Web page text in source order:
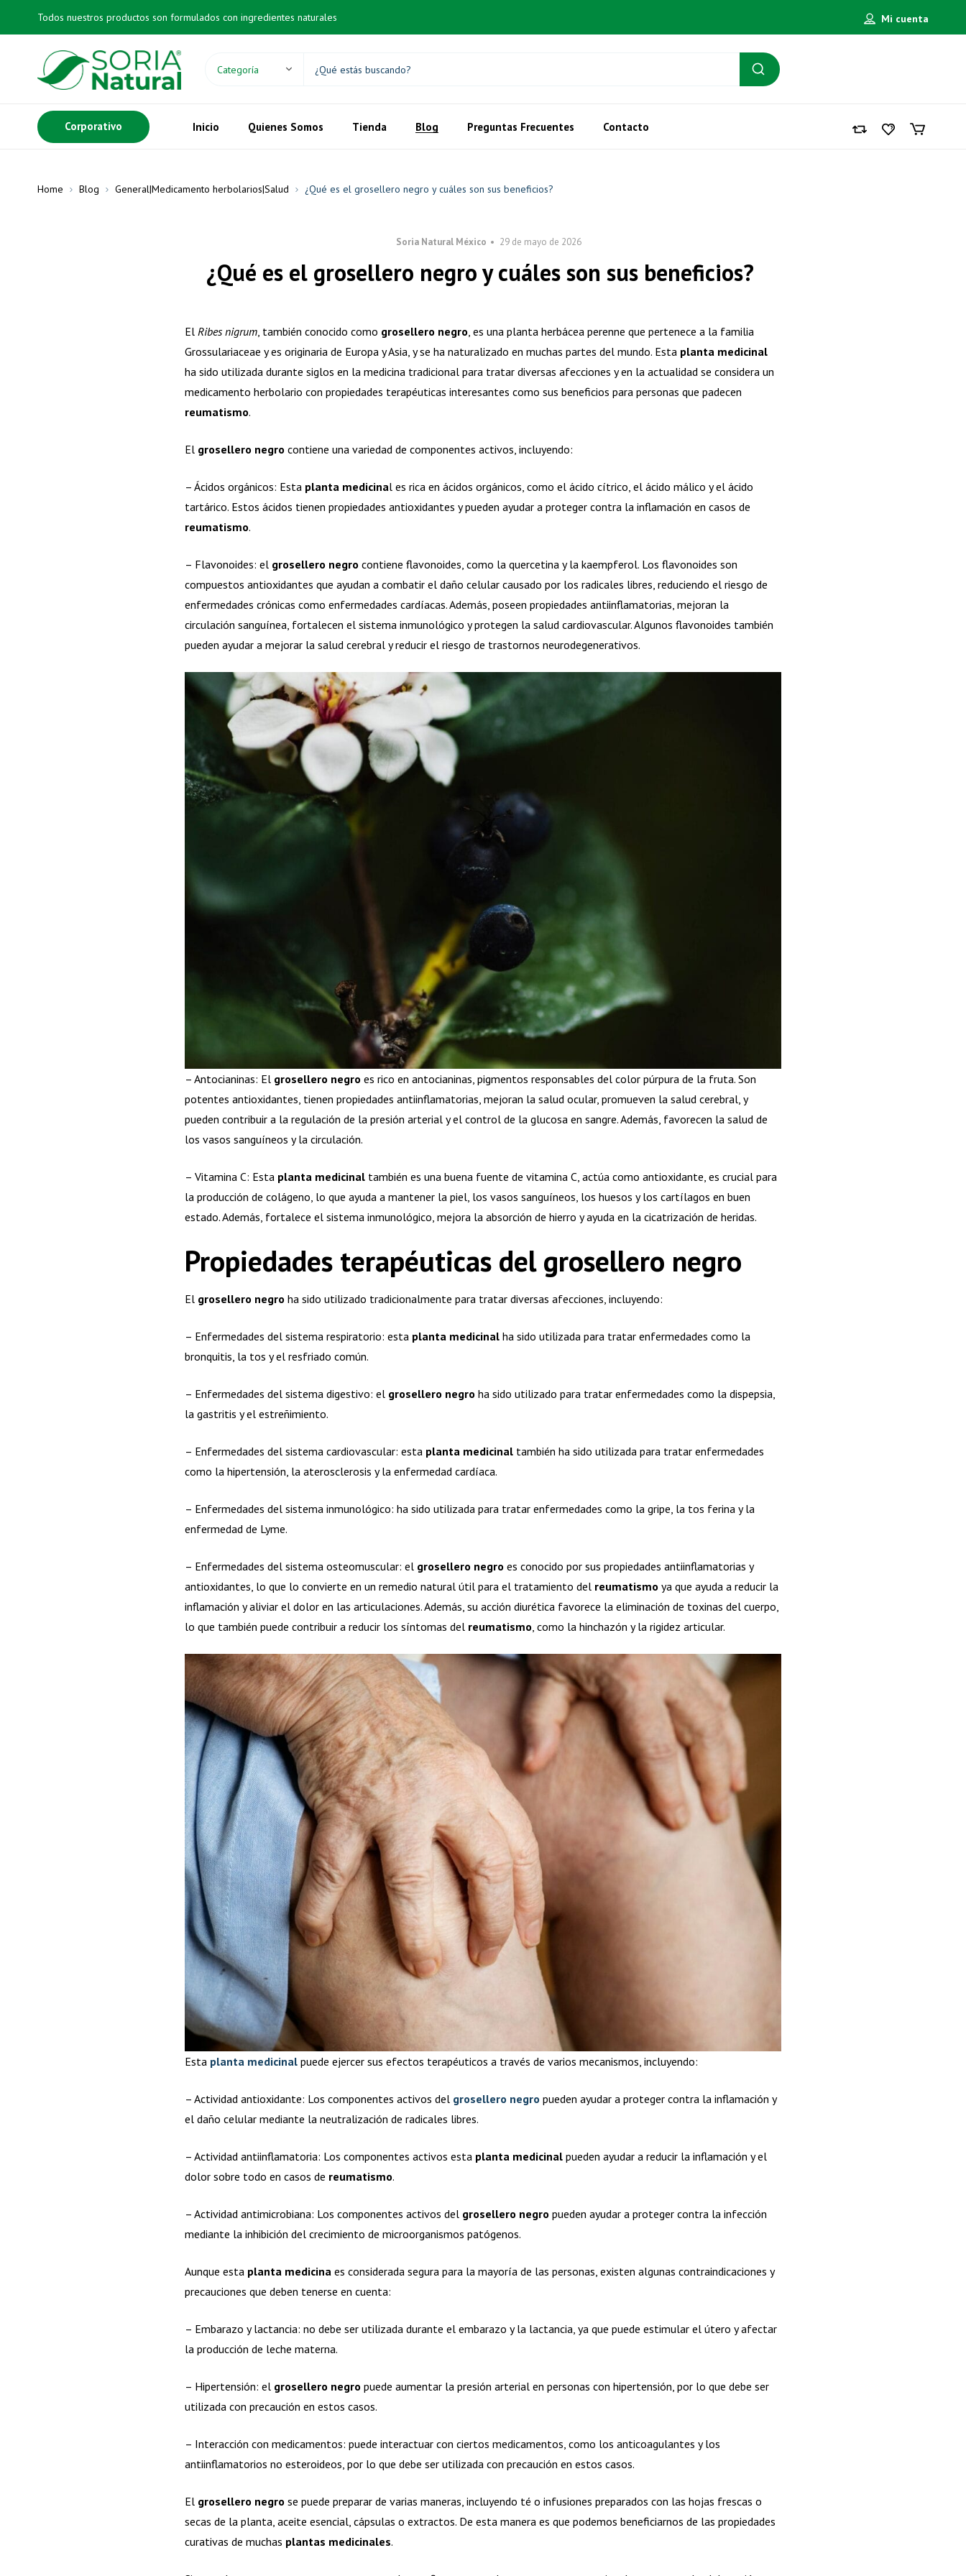
Todos nuestros productos son formulados con ingredientes naturales Mi cuenta
Corporativo Inicio Quienes Somos Tienda Blog Preguntas Frecuentes Contacto
Home Blog General|Medicamento herbolarios|Salud ¿Qué es el grosellero negro y cuáles son sus beneficios?
Soria Natural México 29 de mayo de 2026
¿Qué es el grosellero negro y cuáles son sus beneficios?
El Ribes nigrum, también conocido como grosellero negro , es una planta herbácea perenne que pertenece a la familia
Grossulariaceae y es originaria de Europa y Asia, y se ha naturalizado en muchas partes del mundo. Esta planta medicinal
ha sido utilizada durante siglos en la medicina tradicional para tratar diversas afecciones y en la actualidad se considera un
medicamento herbolario con propiedades terapéuticas interesantes como sus beneficios para personas que padecen
reumatismo.
El grosellero negro contiene una variedad de componentes activos, incluyendo:
– Ácidos orgánicos: Esta planta medicinal es rica en ácidos orgánicos, como el ácido cítrico, el ácido málico y el ácido
tartárico. Estos ácidos tienen propiedades antioxidantes y pueden ayudar a proteger contra la inflamación en casos de
reumatismo.
– Flavonoides: el grosellero negro contiene flavonoides, como la quercetina y la kaempferol. Los flavonoides son
compuestos antioxidantes que ayudan a combatir el daño celular causado por los radicales libres, reduciendo el riesgo de
enfermedades crónicas como enfermedades cardíacas. Además, poseen propiedades antiinflamatorias, mejoran la
circulación sanguínea, fortalecen el sistema inmunológico y protegen la salud cardiovascular. Algunos flavonoides también
pueden ayudar a mejorar la salud cerebral y reducir el riesgo de trastornos neurodegenerativos.
– Antocianinas: El grosellero negro es rico en antocianinas, pigmentos responsables del color púrpura de la fruta. Son
potentes antioxidantes, tienen propiedades antiinflamatorias, mejoran la salud ocular, promueven la salud cerebral, y
pueden contribuir a la regulación de la presión arterial y el control de la glucosa en sangre. Además, favorecen la salud de
los vasos sanguíneos y la circulación.
– Vitamina C: Esta planta medicinaltambién es una buena fuente de vitamina C, actúa como antioxidante, es crucial para
la producción de colágeno, lo que ayuda a mantener la piel, los vasos sanguíneos, los huesos y los cartílagos en buen
estado. Además, fortalece el sistema inmunológico, mejora la absorción de hierro y ayuda en la cicatrización de heridas.
Propiedades terapéuticasdel grosellero negro
El grosellero negro ha sido utilizado tradicionalmente para tratar diversas afecciones, incluyendo:
– Enfermedades del sistema respiratorio: esta planta medicinalha sido utilizada para tratar enfermedades como la
bronquitis, la tos y el resfriado común.
– Enfermedades del sistema digestivo: el grosellero negro ha sido utilizado para tratar enfermedades como la dispepsia,
la gastritis y el estreñimiento.
– Enfermedades del sistema cardiovascular: esta planta medicinaltambién ha sido utilizada para tratar enfermedades
como la hipertensión, la aterosclerosis y la enfermedad cardíaca.
– Enfermedades del sistema inmunológico: ha sido utilizada para tratar enfermedades como la gripe, la tos ferina y la
enfermedad de Lyme.
– Enfermedades del sistema osteomuscular: el grosellero negro es conocido por sus propiedades antiinflamatorias y
antioxidantes, lo que lo convierte en un remedio natural útil para el tratamiento del reumatismo ya que ayuda a reducir la
inflamación y aliviar el dolor en las articulaciones. Además, su acción diurética favorece la eliminación de toxinas del cuerpo,
lo que también puede contribuir a reducir los síntomas del reumatismo, como la hinchazón y la rigidez articular.
Esta planta medicinalpuede ejercer sus efectos terapéuticos a través de varios mecanismos, incluyendo:
– Actividad antioxidante: Los componentes activos del grosellero negro pueden ayudar a proteger contra la inflamación y
el daño celular mediante la neutralización de radicales libres.
– Actividad antiinflamatoria: Los componentes activos esta planta medicinalpueden ayudar a reducir la inflamación y el
dolor sobre todo en casos de reumatismo.
– Actividad antimicrobiana: Los componentes activos del grosellero negro pueden ayudar a proteger contra la infección
mediante la inhibición del crecimiento de microorganismos patógenos.
Aunque esta planta medicina es considerada segura para la mayoría de las personas, existen algunas contraindicaciones y
precauciones que deben tenerse en cuenta:
– Embarazo y lactancia: no debe ser utilizada durante el embarazo y la lactancia, ya que puede estimular el útero y afectar
la producción de leche materna.
– Hipertensión: el grosellero negro puede aumentar la presión arterial en personas con hipertensión, por lo que debe ser
utilizada con precaución en estos casos.
– Interacción con medicamentos: puede interactuar con ciertos medicamentos, como los anticoagulantes y los
antiinflamatorios no esteroideos, por lo que debe ser utilizada con precaución en estos casos.
El grosellero negro se puede preparar de varias maneras, incluyendo té o infusiones preparados con las hojas frescas o
secas de la planta, aceite esencial, cápsulas o extractos. De esta manera es que podemos beneficiarnos de las propiedades
curativas de muchas plantas medicinales.